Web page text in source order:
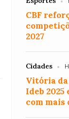
CBF
2027
Cidades
Vitória da
Ideb
com mais